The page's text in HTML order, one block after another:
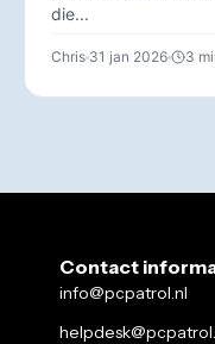
die...
Chris 31 jan 2026 3
Contact
info@pcpatrol.nl